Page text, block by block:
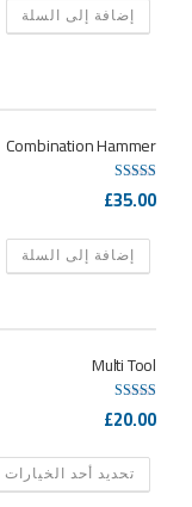
إضافة إلى السلة
Combination Hammer
تم التقييم
4.67
£35.00
إضافة إلى السلة
Multi Tool
تم التقييم
4.33
£20.00
تحديد أحد الخيارات